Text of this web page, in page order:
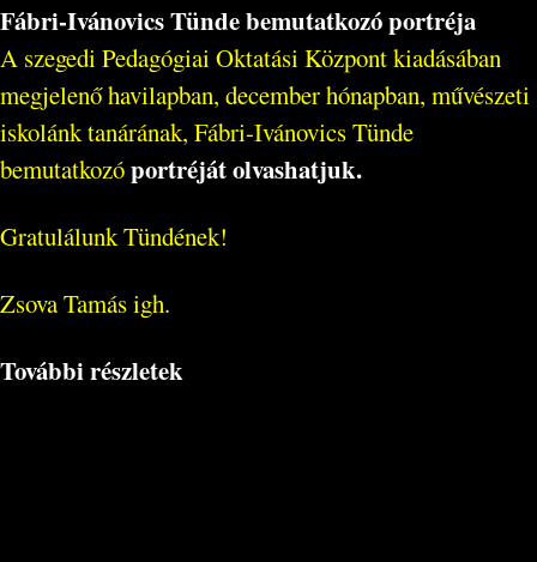
Fábri-Ivánovics Tünde bemutatkozó portréja
A szegedi Pedagógiai Oktatási Központ kiadásában
megjelenő havilapban, december hónapban, művészeti
iskolánk tanárának, Fábri-Ivánovics Tünde
bemutatkozóportréját olvashatjuk.
Gratulálunk Tündének!
Zsova Tamás igh.
További részletek